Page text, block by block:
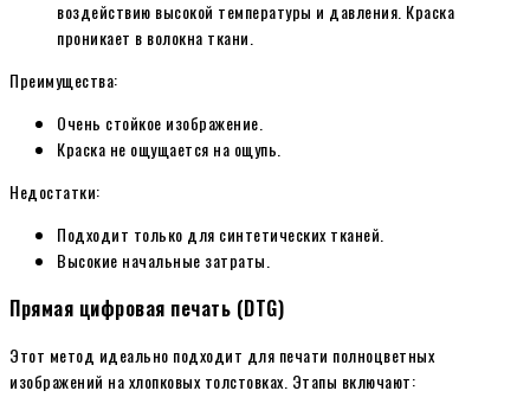
воздействию высокой температуры и давления. Краска
проникает в волокна ткани.
Преимущества:
Очень стойкое изображение.
Краска не ощущается на ощупь.
Недостатки:
Подходит только для синтетических тканей.
Высокие начальные затраты.
Прямая цифровая печать (DTG)
Этот метод идеально подходит для печати полноцветных
изображений на хлопковых толстовках. Этапы включают: